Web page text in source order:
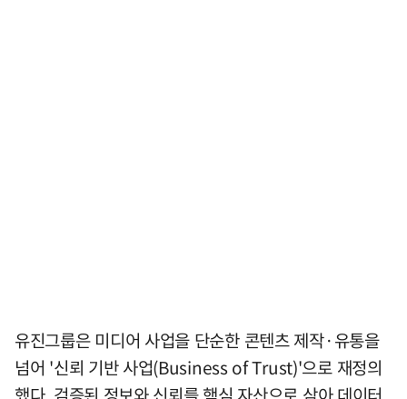
유진그룹은 미디어 사업을 단순한 콘텐츠 제작·유통을
넘어 '신뢰 기반 사업(Business of Trust)'으로 재정의